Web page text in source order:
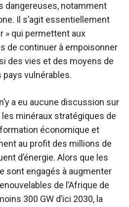
dangereuses, notamment
Il s’agit essentiellement
» qui permettent aux
de continuer à empoisonner
des vies et des moyens de
vulnérables.
a eu aucune discussion sur
les minéraux stratégiques de
économique et
au profit des millions de
d’énergie. Alors que les
sont engagés à augmenter
de l’Afrique de
300 GW d’ici 2030, la